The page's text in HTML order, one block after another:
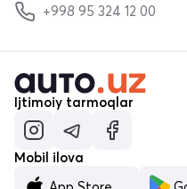
+998 95 324 12 00
Ijtimoiy tarmoqlar
Mobil ilova